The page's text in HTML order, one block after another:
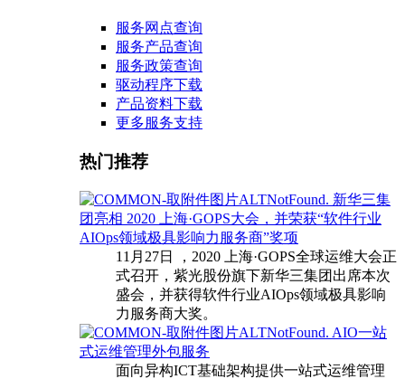
服务网点查询
服务产品查询
服务政策查询
驱动程序下载
产品资料下载
更多服务支持
热门推荐
新华三集
团亮相 2020 上海·GOPS大会，并荣获“软件行业
AIOps领域极具影响力服务商”奖项
11月27日 ，2020 上海·GOPS全球运维大会正
式召开，紫光股份旗下新华三集团出席本次
盛会，并获得软件行业AIOps领域极具影响
力服务商大奖。
AIO一站
式运维管理外包服务
面向异构ICT基础架构提供一站式运维管理